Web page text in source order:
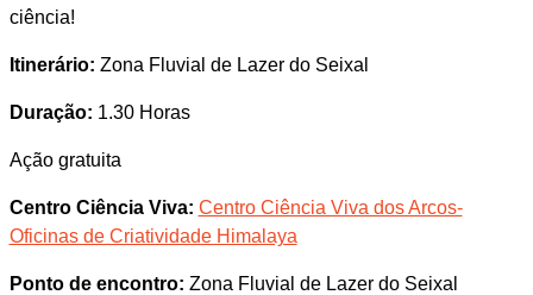
ciência!
Itinerário: Zona Fluvial de Lazer do Seixal
Duração: 1.30 Horas
Ação gratuita
Centro Ciência Viva: Centro Ciência Viva dos Arcos-
Oficinas de Criatividade Himalaya
Ponto de encontro: Zona Fluvial de Lazer do Seixal